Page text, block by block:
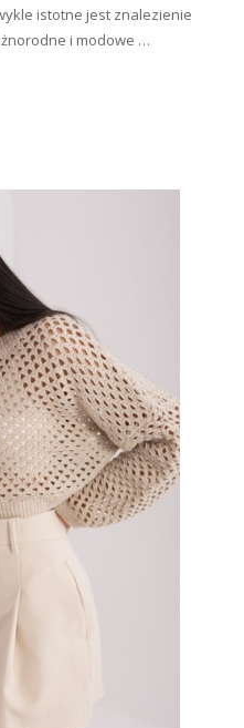
istotne jest znalezienie
i modowe …